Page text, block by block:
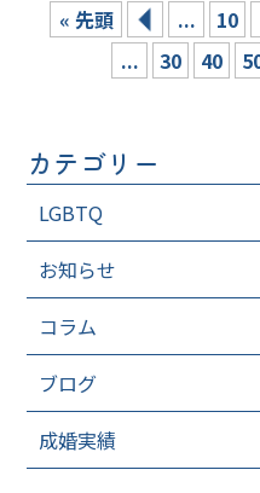
« 先頭 ... 10
...
30 40
カテゴリー
LGBTQ
お知らせ
コラム
ブログ
成婚実績